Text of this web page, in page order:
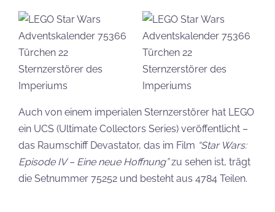
Auch von einem imperialen Sternzerstörer hat LEGO
ein UCS (Ultimate Collectors Series) veröffentlicht –
das Raumschiff Devastator, das im Film “Star Wars:
Episode IV – Eine neue Hoffnung”zu sehen ist, trägt
die Setnummer 75252 und besteht aus 4784 Teilen.